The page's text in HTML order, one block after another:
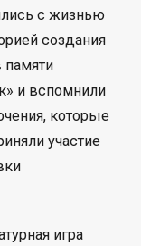
с жизнью
создания
памяти
и вспомнили
которые
участие
игра